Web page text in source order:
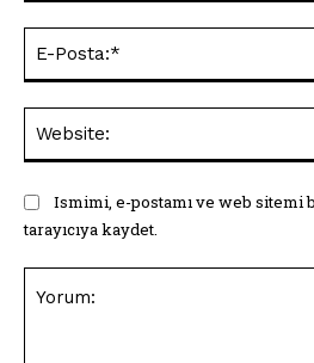
Ismimi, e-postamı ve web sitemi
tarayıcıya kaydet.